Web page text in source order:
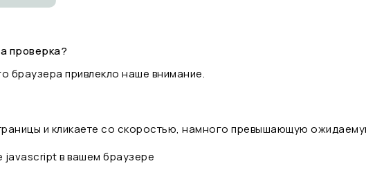
проверка?
браузера привлекло наше внимание.
и кликаете со скоростью, намного превышающую
javascript в вашем браузере